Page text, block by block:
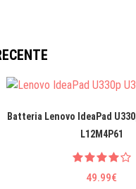
Batteria Lenovo IdeaPad
L12M4P61
49.99€